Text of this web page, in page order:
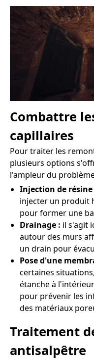
Combattre
capillaires
Pour traiter les
plusieurs options
l'ampleur du
Injection de résine
injecter un produit
pour former une
Drainage : il s'agit
autour des murs
un drain pour
Pose d'une
certaines
étanche à
pour prévenir les
des matériaux
Traitement
antisalpêtre